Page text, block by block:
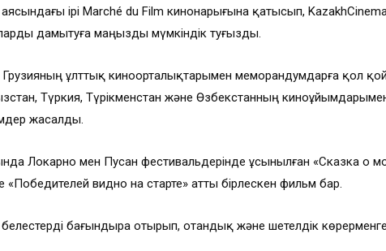
аясындағы ірі Marché du Film кинонарығына қатысып,
дамытуға маңызды мүмкіндік туғызды.
ұлттық киноорталықтарымен меморандумдарға қол
Түркия, Түрікменстан және Өзбекстанның
жасалды.
Локарно мен Пусан фестивальдерінде ұсынылған «Сказка о
«Победителей видно на старте» атты бірлескен фильм бар.
бағындыра отырып, отандық және шетелдік көрерменге